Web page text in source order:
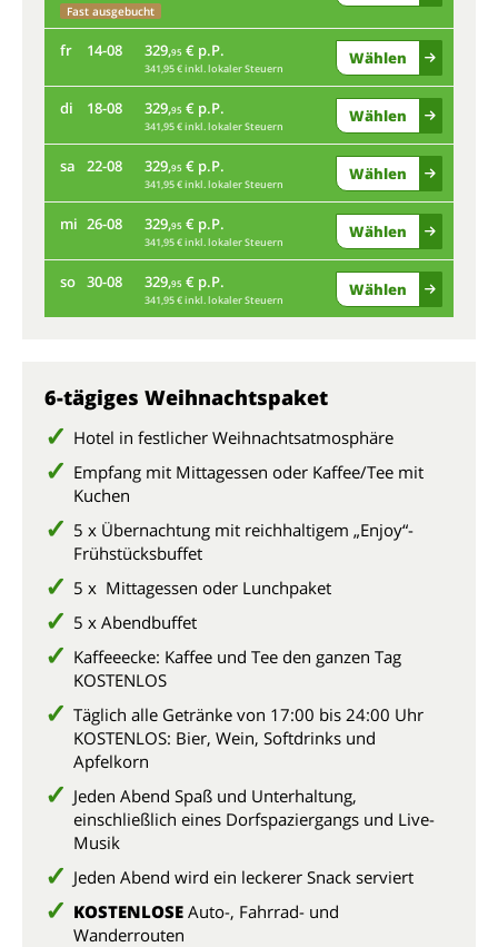
Fast ausgebucht
fr 14-08 329,95 € p.P.
341,95 € inkl. lokaler Steuern
Wählen
di 18-08 329,95 € p.P.
341,95 € inkl. lokaler Steuern
Wählen
sa 22-08 329,95 € p.P.
341,95 € inkl. lokaler Steuern
Wählen
mi 26-08 329,95 € p.P.
341,95 € inkl. lokaler Steuern
Wählen
so 30-08 329,95 € p.P.
341,95 € inkl. lokaler Steuern
Wählen
6-tägiges Weihnachtspaket
Hotel in festlicher Weihnachtsatmosphäre
Empfang mit Mittagessen oder Kaffee/Tee mit
Kuchen
5 x Übernachtung mit reichhaltigem „Enjoy“-
Frühstücksbuffet
5 x Mittagessen oder Lunchpaket
5 x Abendbuffet
Kaffeeecke: Kaffee und Tee den ganzen Tag
KOSTENLOS
Täglich alle Getränke von 17:00 bis 24:00 Uhr
KOSTENLOS: Bier, Wein, Softdrinks und
Apfelkorn
Jeden Abend Spaß und Unterhaltung,
einschließlich eines Dorfspaziergangs und Live-
Musik
Jeden Abend wird ein leckerer Snack serviert
KOSTENLOSE Auto-, Fahrrad- und
Wanderrouten